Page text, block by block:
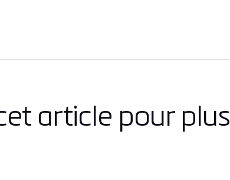
article pour plus